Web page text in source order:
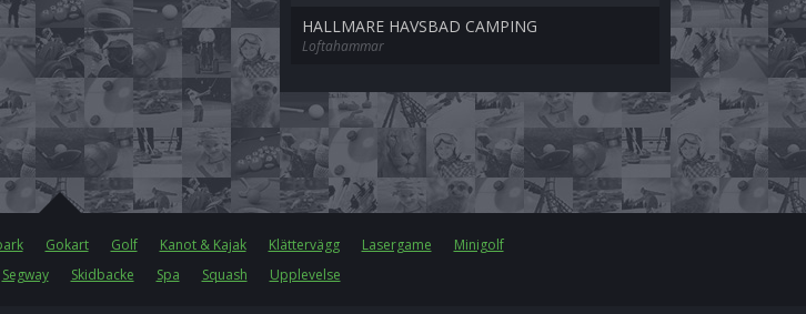
HALLMARE HAVSBAD CAMPING
Loftahammar
Gokart Golf Kanot & Kajak Klättervägg Lasergame
Minigolf
Segway Skidbacke Spa Squash Upplevelse